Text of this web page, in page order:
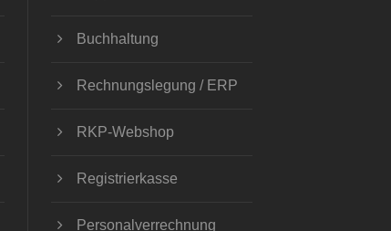
Buchhaltung
Rechnungslegung / ERP
RKP-Webshop
Registrierkasse
Personalverrechnung